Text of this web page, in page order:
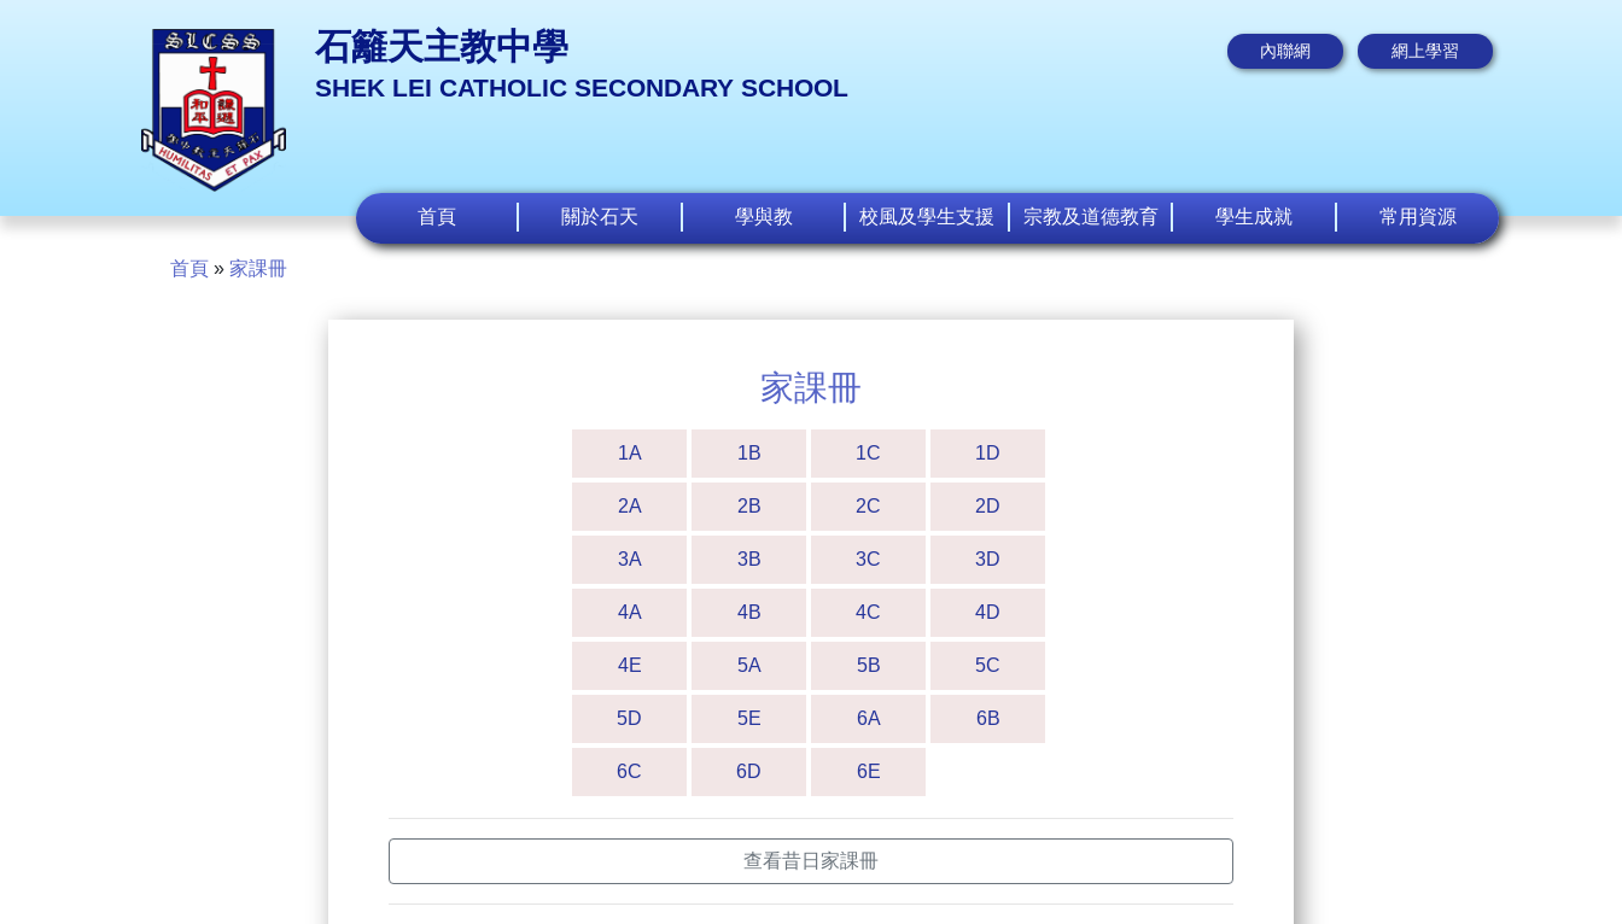
石籬天主教中學
SHEK LEI CATHOLIC SECONDARY SCHOOL
內聯網 網上學習
首頁 關於石天 學與教 校風及學生支援 宗教及道德教育 學生成就 常用資源
首頁 » 家課冊
家課冊
1A 1B 1C 1D
2A 2B 2C 2D
3A 3B 3C 3D
4A 4B 4C 4D
4E 5A 5B 5C
5D 5E 6A 6B
6C 6D 6E
查看昔日家課冊